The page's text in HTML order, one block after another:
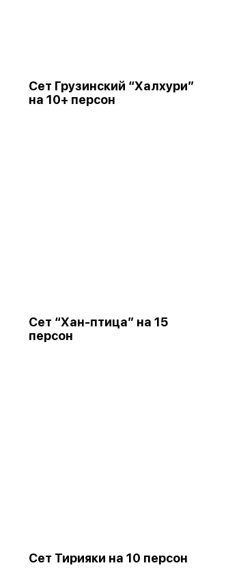
Сет Грузинский “Халхури”
на 10+ персон
Сет “Хан-птица” на 15
персон
Сет Тирияки на 10 персон